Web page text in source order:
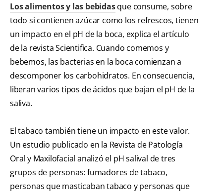
Los alimentos y las bebidasque consume, sobre
todo si contienen azúcar como los refrescos, tienen
un impacto en el pH de la boca, explica el artículo
de la revista Scientifica. Cuando comemos y
bebemos, las bacterias en la boca comienzan a
descomponer los carbohidratos. En consecuencia,
liberan varios tipos de ácidos que bajan el pH de la
saliva.
El tabaco también tiene un impacto en este valor.
Un estudio publicado en la Revista de Patología
Oral y Maxilofacial analizó el pH salival de tres
grupos de personas: fumadores de tabaco,
personas que masticaban tabaco y personas que